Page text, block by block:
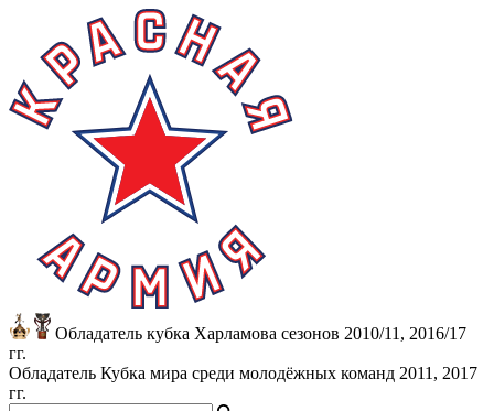
Обладатель кубка Харламова сезонов 2010/11, 2016/17
гг.
Обладатель Кубка мира среди молодёжных команд 2011, 2017
гг.